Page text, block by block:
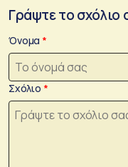
Γράψτε το σχόλιο
Όνομα
Σχόλιο